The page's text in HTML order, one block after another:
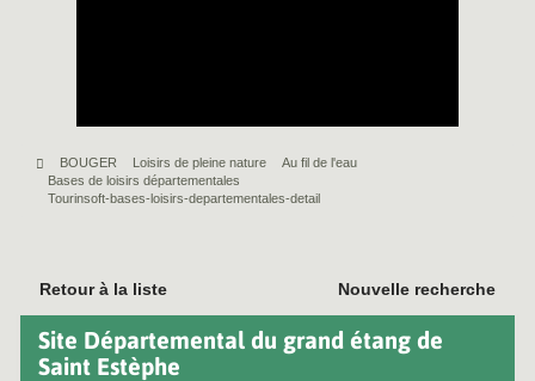
BOUGER Loisirs de pleine nature
Au fil de l'eau
Bases de loisirs départementales
Tourinsoft-bases-loisirs-departementales-detail
Nouvelle recherche
Retour à la liste
Site Départemental du grand étang de
Saint Estèphe